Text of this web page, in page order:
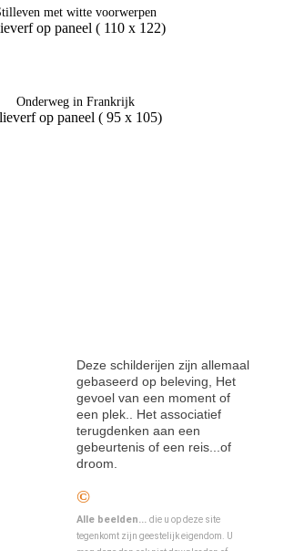
met witte voorwerpen
op paneel ( 110 x 122)
Onderweg in Frankrijk
op paneel ( 95 x 105)
Deze schilderijen zijn allemaal
gebaseerd op beleving, Het
gevoel van een moment of
een plek.. Het associatief
terugdenken aan een
gebeurtenis of een reis...of
droom.
©
Alle beelden...die u op deze site
tegenkomt zijn geestelijk eigendom. U